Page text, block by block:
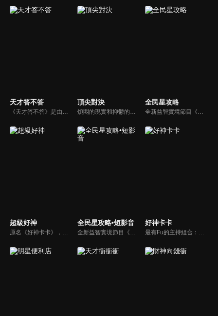
天才答不答
《天才答不答》是由吳宗憲和吳怡霈共同主持的益智節目。節目設立高額的獎金來考驗藝人們真實的人性，同時將題目立體化，讓你身歷其境去冒險答題。更有哪些出乎意料的處罰，讓藝人羞愧的不想再答錯！一個最接近「人性」與「真實」的益智節目，現在就讓吳宗憲帶你輕鬆玩轉知識。
頂尖對決
煩悶的現實和抑鬱的社會，你需要的就是笑、大聲笑、開口笑，《頂尖對決》就要你笑到落ㄟ骸，最具綜藝實力的庹宗康，和喜感十足的納豆各自領軍對抗，藝人搞笑pk笑果十足，《頂尖對決》讓你忘掉一週煩惱！
全民星攻略
全新益智實境節目《全民星攻略》，由館長曾國城擔任把關者，考驗著每個來挑戰九宮格益智遊戲藝人明星。想要攻略九宮格關卡，透過創意聯想、邏輯推理、理想分析，才有機會獲取智慧星幣，帶走夢幻大獎。
超級好神
原名《好神卡卡》，後改名為《超級好神》，是一檔益智類綜藝節目，由「A咖天王」徐乃麟搭配黃鐙輝主持。「好神智慧王」、「好神記憶王」、「誰是爆點王」、「好神送好禮」四個單元，讓來賓一較高下。比反應，比記憶，比機智，比膽識，幸運女神的眷顧與遠離永遠都是個未知數！
全民星攻略•短影音
全新益智實境節目《全民星攻略》，由館長曾國城擔任把關者，考驗著每個來挑戰九宮格益智遊戲藝人明星。想要攻略九宮格關卡，透過創意聯想、邏輯推理、理想分析，才有機會獲取智慧星幣，帶走夢幻大獎。
好神卡卡
最有Fu的主持組合：「A咖天王」徐乃麟+「好神天心」朱芯儀+「真理大學校花」洪棠+「台大獸醫碩士」LYDIA。遊戲的層層關卡，來賓必須要和主持人比反應，比記憶，比機智，比膽識，幸運女神的眷顧與遠離永遠都是個未知數！